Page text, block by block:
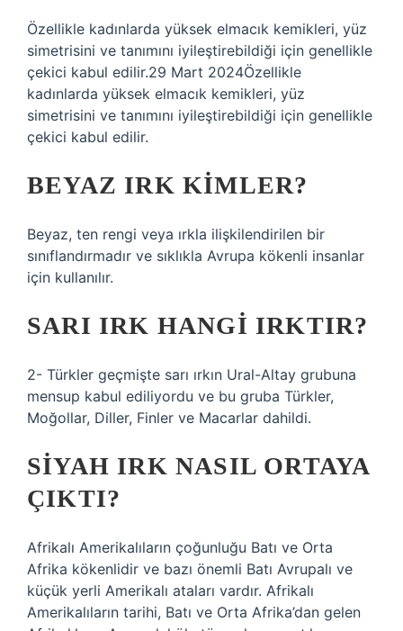
Özellikle kadınlarda yüksek elmacık kemikleri, yüz
simetrisini ve tanımını iyileştirebildiği için genellikle
çekici kabul edilir.29 Mart 2024Özellikle
kadınlarda yüksek elmacık kemikleri, yüz
simetrisini ve tanımını iyileştirebildiği için genellikle
çekici kabul edilir.
BEYAZ IRK KIMLER?
Beyaz, ten rengi veya ırkla ilişkilendirilen bir
sınıflandırmadır ve sıklıkla Avrupa kökenli insanlar
için kullanılır.
SARI IRK HANGI IRKTIR?
2- Türkler geçmişte sarı ırkın Ural-Altay grubuna
mensup kabul ediliyordu ve bu gruba Türkler,
Moğollar, Diller, Finler ve Macarlar dahildi.
SIYAH IRK NASIL ORTAYA
ÇIKTI?
Afrikalı Amerikalıların çoğunluğu Batı ve Orta
Afrika kökenlidir ve bazı önemli Batı Avrupalı ​​ve
küçük yerli Amerikalı ataları vardır. Afrikalı
Amerikalıların tarihi, Batı ve Orta Afrika’dan gelen